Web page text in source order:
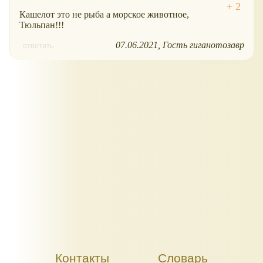
Кашелот это не рыба а морское животное,
Тюльпан!!!
ответить 07.06.2021 Гость гиганотозавр
Контакты Словарь